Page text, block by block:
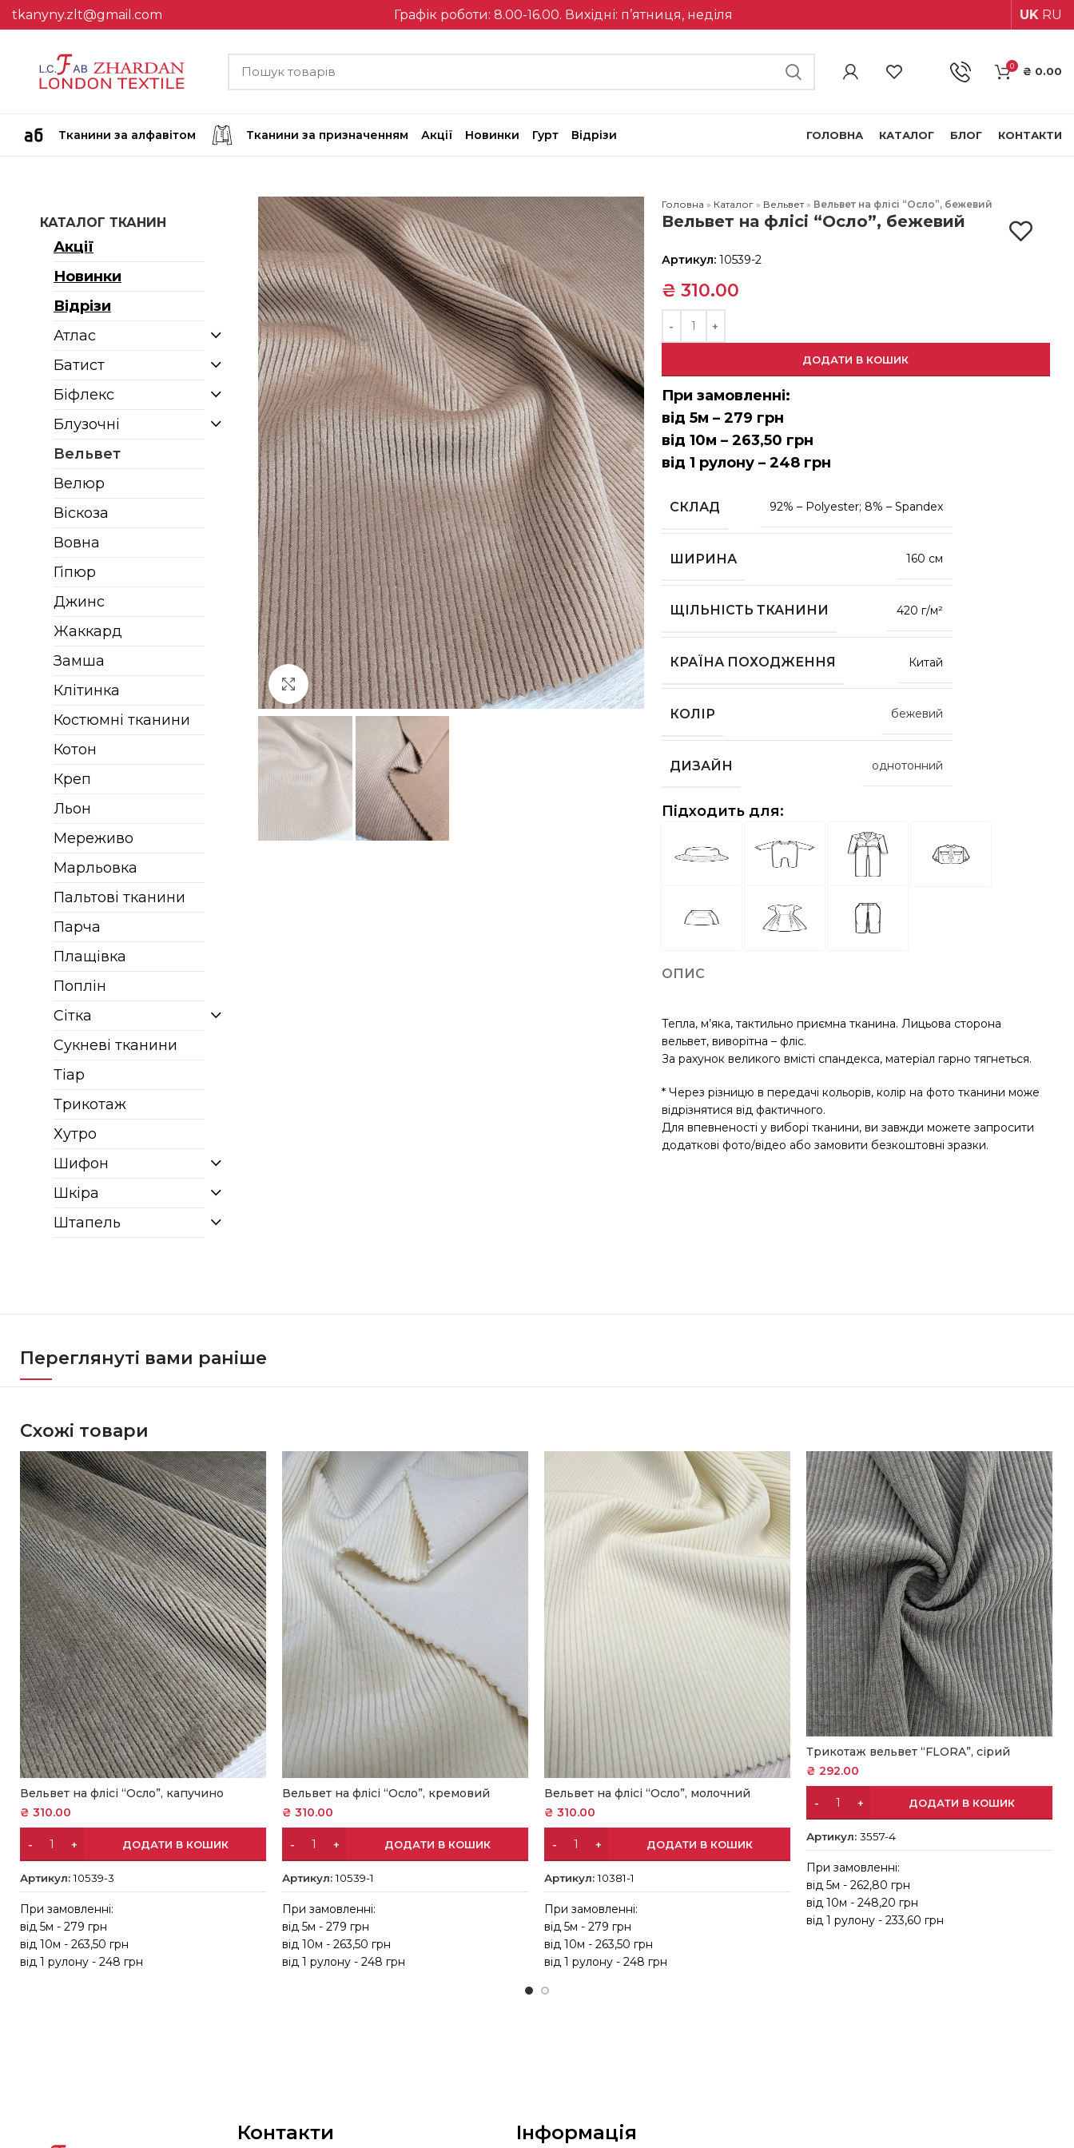
tkanyny.zlt@gmail.com Графік роботи: 8.00-16.00. Вихідні: п’ятниця, неділя UK RU
0 ₴ 0.00
Тканини за алфавітом Тканини за призначенням Акції Новинки Гурт Відрізи ГОЛОВНА КАТАЛОГ БЛОГ КОНТАКТИ
КАТАЛОГ ТКАНИН
Акції
Новинки
Відрізи
Атлас
Батист
Біфлекс
Блузочні
Вельвет
Велюр
Віскоза
Вовна
Гіпюр
Джинс
Жаккард
Замша
Клітинка
Костюмні тканини
Котон
Креп
Льон
Мереживо
Марльовка
Пальтові тканини
Парча
Плащівка
Поплін
Сітка
Сукневі тканини
Тіар
Трикотаж
Хутро
Шифон
Шкіра
Штапель
Клацніть, щоб збільшити
Головна » Каталог» Вельвет» Вельвет на флісі “Осло”, бежевий
Вельвет на флісі “Осло”, бежевий
Артикул: 10539-2
₴ 310.00
ДОДАТИ В КОШИК
При замовленні:
від 5м – 279 грн
від 10м – 263,50 грн
від 1 рулону – 248 грн
СКЛАД 92% – Polyester; 8% – Spandex
ШИРИНА 160 см
ЩІЛЬНІСТЬ ТКАНИНИ 420 г/м²
КРАЇНА ПОХОДЖЕННЯ Китай
КОЛІР бежевий
ДИЗАЙН однотонний
Підходить для:
ОПИС
Тепла, м’яка, тактильно приємна тканина. Лицьова сторона
вельвет, виворітна – фліс.
За рахунок великого вмісті спандекса, матеріал гарно тягнеться.
* Через різницю в передачі кольорів, колір на фото тканини може
відрізнятися від фактичного.
Для впевненості у виборі тканини, ви завжди можете запросити
додаткові фото/відео або замовити безкоштовні зразки.
Переглянуті вами раніше
Схожі товари
Вельвет на флісі “Осло”, капучино
₴ 310.00
ДОДАТИ В КОШИК
Артикул:10539-3
При замовленні:
від 5м - 279 грн
від 10м - 263,50 грн
від 1 рулону - 248 грн
Вельвет на флісі “Осло”, кремовий
₴ 310.00
ДОДАТИ В КОШИК
Артикул:10539-1
При замовленні:
від 5м - 279 грн
від 10м - 263,50 грн
від 1 рулону - 248 грн
Вельвет на флісі “Осло”, молочний
₴ 310.00
ДОДАТИ В КОШИК
Артикул:10381-1
При замовленні:
від 5м - 279 грн
від 10м - 263,50 грн
від 1 рулону - 248 грн
Трикотаж вельвет “FLORA”, сірий
₴ 292.00
ДОДАТИ В КОШИК
Артикул:3557-4
При замовленні:
від 5м - 262,80 грн
від 10м - 248,20 грн
від 1 рулону - 233,60 грн
Контакти Інформація